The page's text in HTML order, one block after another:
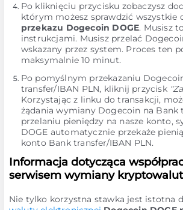
Po kliknięciu przycisku zobaczysz
którym możesz sprawdzić wszystkie
przekazu Dogecoin DOGE. Musisz
instrukcjami. Musisz przelać
wskazany przez system. Proces ten
maksymalnie 10 minut.
Po pomyślnym przekazaniu
transfer/IBAN PLN, kliknij przycisk
Korzystając z linku do transakcji,
żądania wymiany Dogecoin na Bank
przelaniu pieniędzy na nasze konto,
DOGE automatycznie przekaże
konto Bank transfer/IBAN PLN.
Informacja dotycząca
serwisem wymiany
Nie tylko korzystna stawka jest istotna